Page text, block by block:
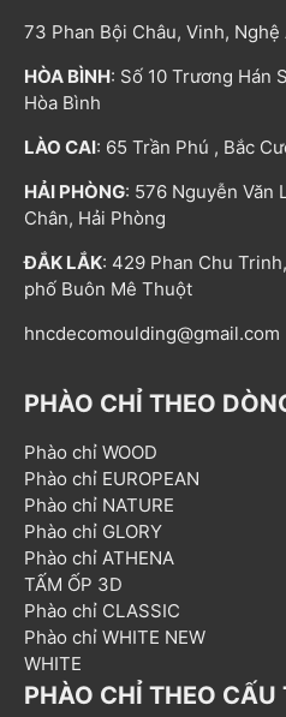
73 Phan Bội Châu, Vinh, Nghệ
HÒA BÌNH: Số 10 Trương Hán
Hòa Bình
LÀO CAI: 65 Trần Phú , Bắc
HẢI PHÒNG: 576 Nguyễn Văn
Chân, Hải Phòng
ĐẮK LẮK: 429 Phan Chu
phố Buôn Mê Thuột
hncdecomoulding@gmail.com
PHÀO CHỈ THEO
Phào chỉ WOOD
Phào chỉ EUROPEAN
Phào chỉ NATURE
Phào chỉ GLORY
Phào chỉ ATHENA
TẤM ỐP 3D
Phào chỉ CLASSIC
Phào chỉ WHITE NEW
WHITE
PHÀO CHỈ THEO CẤU